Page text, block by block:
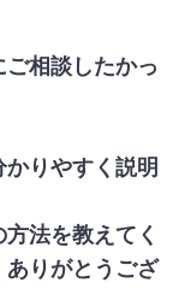
相談したかっ
りやすく説明
法を教えてく
りがとうござ